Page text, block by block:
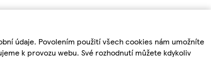
údaje. Povolením použití všech cookies nám umožníte
k provozu webu. Své rozhodnutí můžete kdykoliv